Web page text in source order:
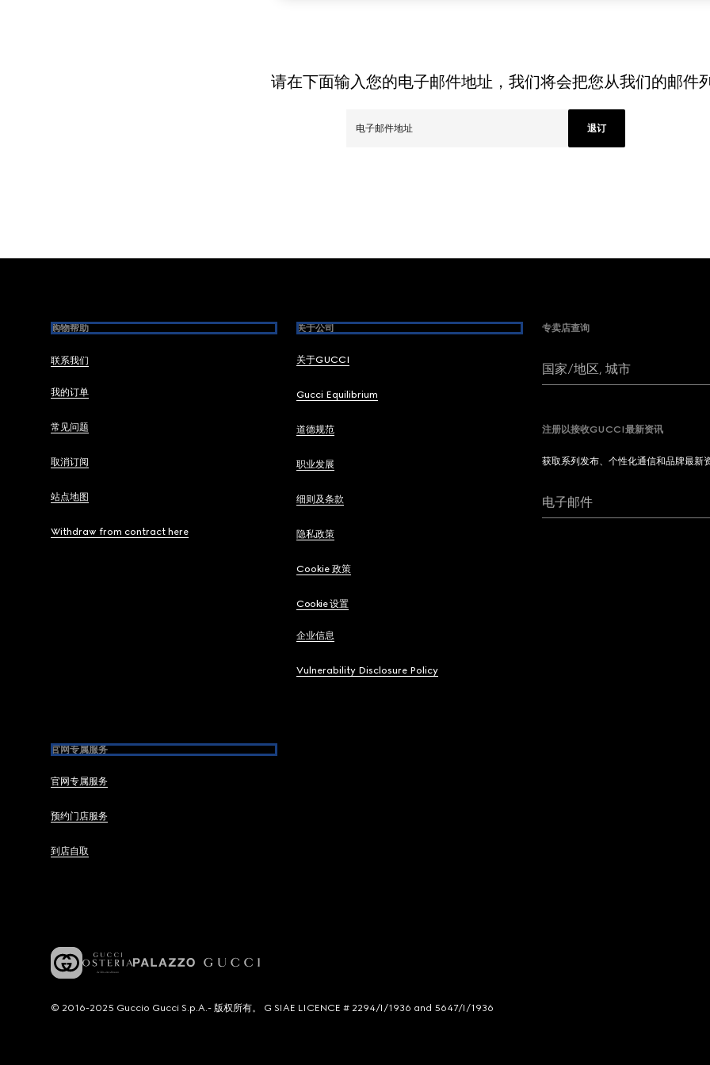
请在下面输入您的电子邮件地址，我们将会把您从我们的邮件
退订
Footer
购物帮助
联系我们
我的订单
常见问题
取消订阅
站点地图
Withdraw from contract here
关于公司
关于GUCCI
Gucci Equilibrium
道德规范
职业发展
细则及条款
隐私政策
Cookie 政策
Cookie 设置
企业信息
Vulnerability Disclosure Policy
官网专属服务
官网专属服务
预约门店服务
到店自取
专卖店查询
国家/地区, 城市
注册以接收GUCCI最新资讯
获取系列发布、个性化通信和品牌最新
电子邮件
© 2016-2025 Guccio Gucci S.p.A.- 版权所有。 G SIAE LICENCE # 2294/I/1936 and 5647/I/1936